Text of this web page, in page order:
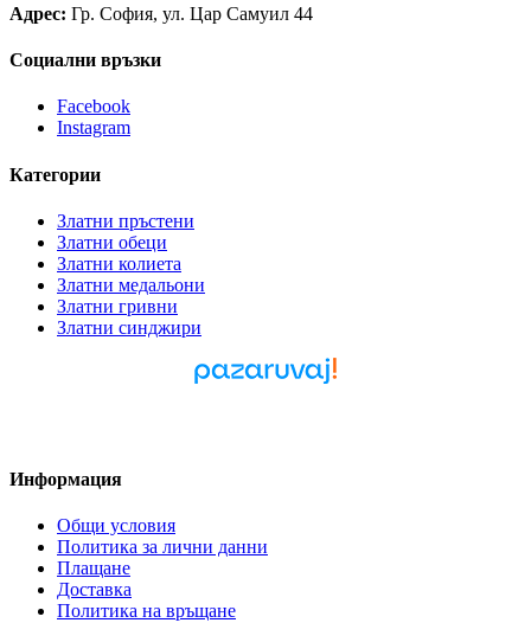
Адрес: Гр. София, ул. Цар Самуил 44
Социални връзки
Facebook
Instagram
Категории
Златни пръстени
Златни обеци
Златни колиета
Златни медальони
Златни гривни
Златни синджири
Информация
Общи условия
Политика за лични данни
Плащане
Доставка
Политика на връщане